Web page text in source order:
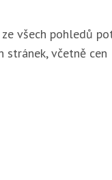
všech pohledů
stránek, včetně cen